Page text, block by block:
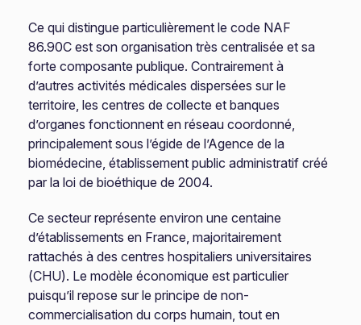
Ce qui distingue particulièrement le code NAF
86.90C est son organisation très centralisée et sa
forte composante publique. Contrairement à
d’autres activités médicales dispersées sur le
territoire, les centres de collecte et banques
d’organes fonctionnent en réseau coordonné,
principalement sous l’égide de l’Agence de la
biomédecine, établissement public administratif créé
par la loi de bioéthique de 2004.
Ce secteur représente environ une centaine
d’établissements en France, majoritairement
rattachés à des centres hospitaliers universitaires
(CHU). Le modèle économique est particulier
puisqu’il repose sur le principe de non-
commercialisation du corps humain, tout en